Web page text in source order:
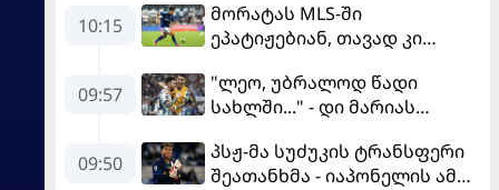
10:15
მორატას MLS-ში
ეპატიჟებიან, თავად კი
გადაწყვეტილებას ელის
09:57
"ლეო, უბრალოდ წადი
სახლში..." - დი მარიას
09:50
პსჟ-მა სუძუკის ტრანსფერი
შეათანხმა - იაპონელის ამ